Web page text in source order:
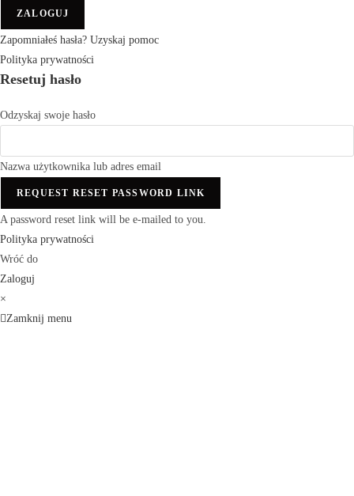
ZALOGUJ
Zapomniałeś hasła? Uzyskaj pomoc
Polityka prywatności
Resetuj hasło
Odzyskaj swoje hasło
Nazwa użytkownika lub adres email
REQUEST RESET PASSWORD LINK
A password reset link will be e-mailed to you.
Polityka prywatności
Wróć do
Zaloguj
×
Zamknij menu